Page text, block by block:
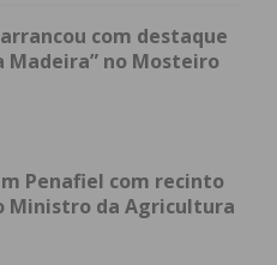
pela equipa da viatura
do Vale do
com destaque
Madeira” no Mosteiro
Penafiel com recinto
Ministro da Agricultura